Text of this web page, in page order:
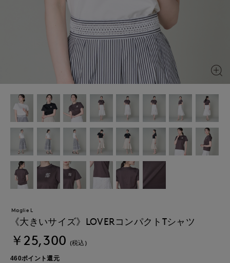
Maglie L
《大きいサイズ》LOVERコンパクトTシャツ
￥25,300 (税込)
460ポイント還元